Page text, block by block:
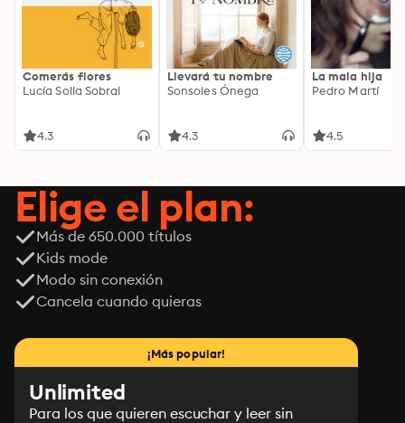
Comerás flores
Lucía Solla Sobral
4.3
Llevará tu nombre
Sonsoles Ónega
4.3
La mala hija
Pedro Martí
4.5
Elige el plan:
Más de 650.000 títulos
Kids mode
Modo sin conexión
Cancela cuando quieras
¡Más popular!
Unlimited
Para los que quieren escuchar y leer sin